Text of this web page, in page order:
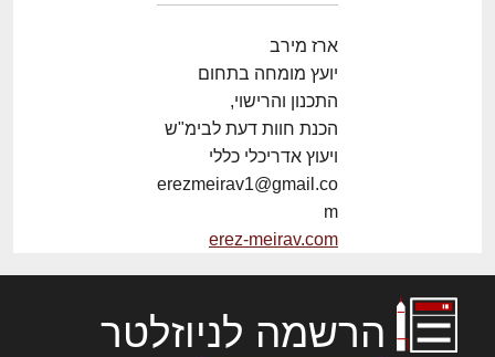
ארז מירב
יועץ מומחה בתחום
התכנון והרישוי,
הכנת חוות דעת לבימ"ש
ויעוץ אדריכלי כללי
erezmeirav1@gmail.co
m
erez-meirav.com
הרשמה לניוזלטר